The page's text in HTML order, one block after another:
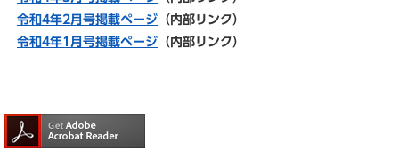
令和4年2月号掲載ページ （内部リンク）
令和4年1月号掲載ページ （内部リンク）